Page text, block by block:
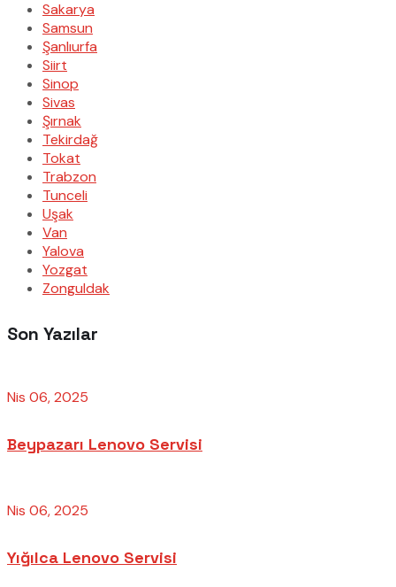
Sakarya
Samsun
Şanlıurfa
Siirt
Sinop
Sivas
Şırnak
Tekirdağ
Tokat
Trabzon
Tunceli
Uşak
Van
Yalova
Yozgat
Zonguldak
Son Yazılar
Nis 06, 2025
Beypazarı Lenovo Servisi
Nis 06, 2025
Yığılca Lenovo Servisi